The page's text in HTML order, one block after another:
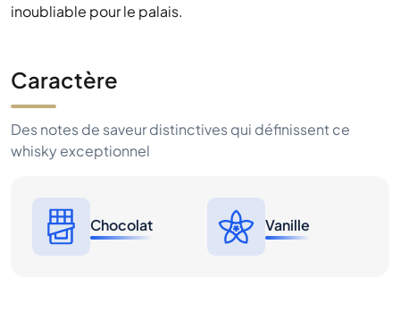
inoubliable pour le palais.
Caractère
Des notes de saveur distinctives qui définissent ce
whisky exceptionnel
Chocolat Vanille